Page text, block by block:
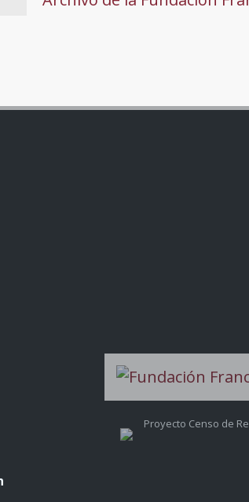
Proyecto Censo de